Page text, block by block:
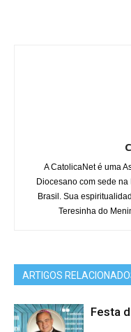
A CatolicaNet é uma
Diocesano com sede
Brasil. Sua
Teresinha do
ARTIGOS
Festa